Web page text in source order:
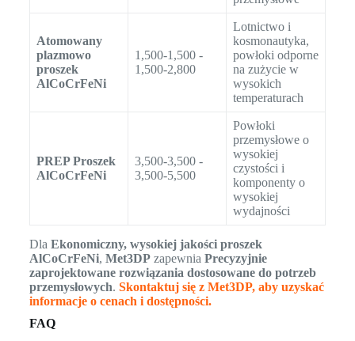
Atomowany
plazmowo
proszek
AlCoCrFeNi
1,500-1,500 -
1,500-2,800
Lotnictwo i
kosmonautyka,
powłoki odporne
na zużycie w
wysokich
temperaturach
PREP Proszek
AlCoCrFeNi
3,500-3,500 -
3,500-5,500
Powłoki
przemysłowe o
wysokiej
czystości i
komponenty o
wysokiej
wydajności
Dla Ekonomiczny, wysokiej jakości proszek
AlCoCrFeNi, Met3DPzapewnia Precyzyjnie
zaprojektowane rozwiązania dostosowane do potrzeb
przemysłowych. Skontaktuj się z Met3DP, aby uzyskać
informacje o cenach i dostępności.
FAQ